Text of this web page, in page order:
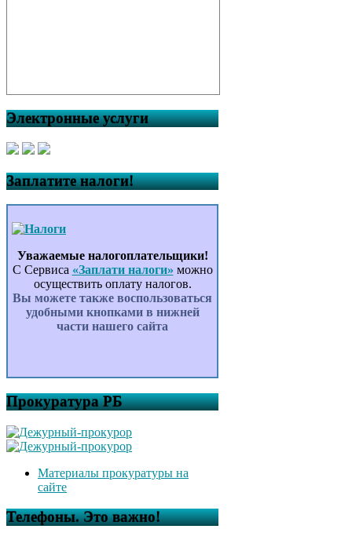
Электронные услуги
Заплатите налоги!
Уважаемые налогоплательщики!
С Сервиса «Заплати налоги» можно
осуществить оплату налогов.
Вы можете также воспользоваться
удобными кнопками в нижней
части нашего сайта
Прокуратура РБ
Материалы прокуратуры на
сайте
Телефоны. Это важно!